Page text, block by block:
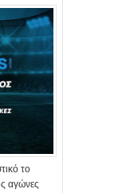
το
αγώνες